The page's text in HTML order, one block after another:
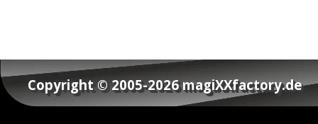
Copyright © 2005-2026 magiXXfactory.de